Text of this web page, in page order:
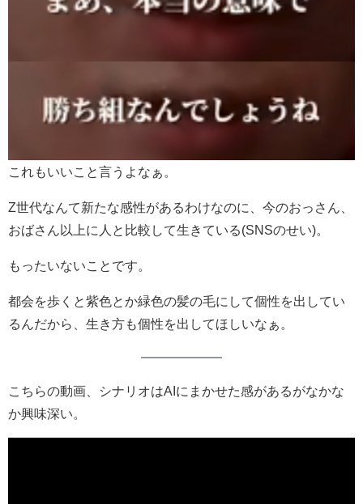
これもいいこと言うよなぁ。
Z世代なんて新たな感性があるわけなのに、今のおっさん、
おばさん以上に人と比較して生きている(SNSのせい)。
もったいないことです。
都会を歩くと紫色とか緑色の髪の毛にして個性を出してい
るんだから、生き方も個性を出してほしいなぁ。
こちらの動画、シナリオはAIにまかせた感があるがなかな
か興味深い。